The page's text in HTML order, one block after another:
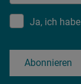
Ja, ich
Abonnieren